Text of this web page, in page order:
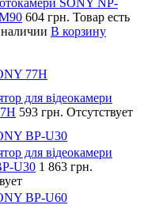
604 грн. Товар есть
В корзину
77H
для відеокамери
593 грн. Отсутствует
BP-U30
для відеокамери
U30 1 863 грн.
BP-U60